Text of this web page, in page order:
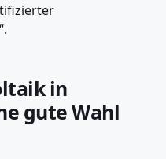
in
gute Wahl